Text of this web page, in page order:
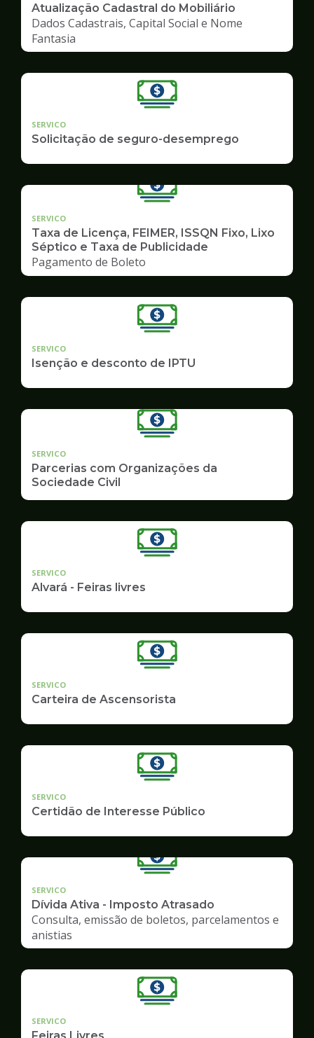
Atualização Cadastral do Mobiliário
Dados Cadastrais, Capital Social e Nome
Fantasia
SERVICO
Solicitação de seguro-desemprego
SERVICO
Taxa de Licença, FEIMER, ISSQN Fixo, Lixo
Séptico e Taxa de Publicidade
Pagamento de Boleto
SERVICO
Isenção e desconto de IPTU
SERVICO
Parcerias com Organizações da
Sociedade Civil
SERVICO
Alvará - Feiras livres
SERVICO
Carteira de Ascensorista
SERVICO
Certidão de Interesse Público
SERVICO
Dívida Ativa - Imposto Atrasado
Consulta, emissão de boletos, parcelamentos e
anistias
SERVICO